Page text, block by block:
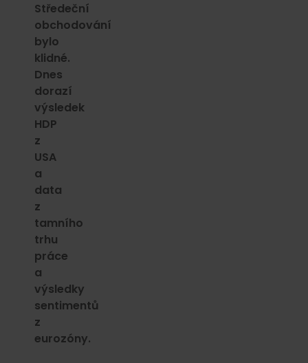
Středeční
obchodování
bylo
klidné.
Dnes
dorazí
výsledek
HDP
z
USA
a
data
z
tamního
trhu
práce
a
výsledky
sentimentů
z
eurozóny.